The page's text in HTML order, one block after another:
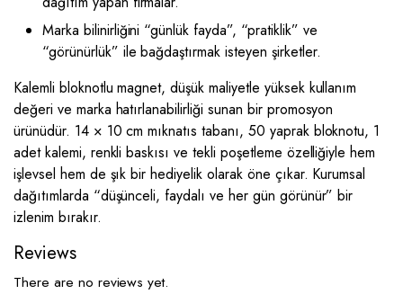
Marka bilinirliğini “günlük fayda”, “pratiklik” ve
“görünürlük” ile bağdaştırmak isteyen şirketler.
Kalemli bloknotlu magnet, düşük maliyetle yüksek kullanım
değeri ve marka hatırlanabilirliği sunan bir promosyon
ürünüdür. 14 × 10 cm mıknatıs tabanı, 50 yaprak bloknotu, 1
adet kalemi, renkli baskısı ve tekli poşetleme özelliğiyle hem
işlevsel hem de şık bir hediyelik olarak öne çıkar. Kurumsal
dağıtımlarda “düşünceli, faydalı ve her gün görünür” bir
izlenim bırakır.
Reviews
There are no reviews yet.